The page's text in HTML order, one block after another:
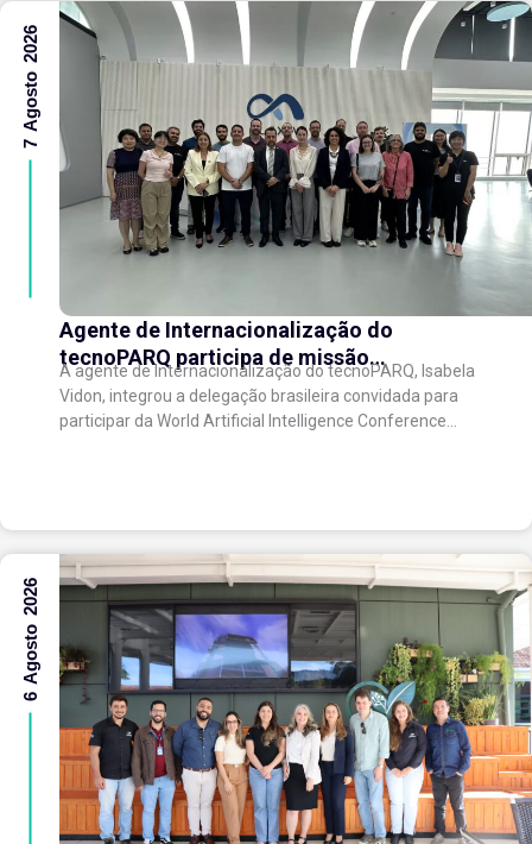
Agente de Internacionalização do
tecnoPARQ participa de missão
internacional na China e fortalece conexões
com o ecossistema de inovação
A agente de Internacionalização do tecnoPARQ, Isabela
Vidon, integrou a delegação brasileira convidada para
participar da World Artificial Intelligence Conference
7 Agosto 2026
6 Agosto 2026